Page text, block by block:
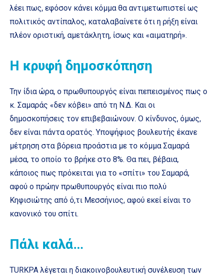
λέει πως, εφόσον κάνει κόμμα θα αντιμετωπιστεί ως
πολιτικός αντίπαλος, καταλαβαίνετε ότι η ρήξη είναι
πλέον οριστική, αμετάκλητη, ίσως και «αιματηρή».
Η κρυφή δημοσκόπηση
Την ίδια ώρα, ο πρωθυπουργός είναι πεπεισμένος πως ο
κ. Σαμαράς «δεν κόβει» από τη Ν.Δ. Και οι
δημοσκοπήσεις τον επιβεβαιώνουν. Ο κίνδυνος, όμως,
δεν είναι πάντα ορατός. Υποψήφιος βουλευτής έκανε
μέτρηση στα βόρεια προάστια με το κόμμα Σαμαρά
μέσα, το οποίο το βρήκε στο 8%. Θα πει, βέβαια,
κάποιος πως πρόκειται για το «σπίτι» του Σαμαρά,
αφού ο πρώην πρωθυπουργός είναι πιο πολύ
Κηφισιώτης από ό,τι Μεσσήνιος, αφού εκεί είναι το
κανονικό του σπίτι.
Πάλι καλά…
TURKPA λέγεται η διακοινοβουλευτική συνέλευση των